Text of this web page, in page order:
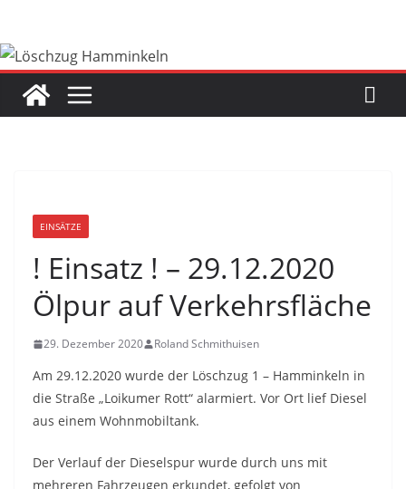
springen
EINSÄTZE
! Einsatz ! – 29.12.2020
Ölpur auf Verkehrsfläche
29. Dezember 2020 Roland Schmithuisen
Am 29.12.2020 wurde der Löschzug 1 – Hamminkeln in
die Straße „Loikumer Rott“ alarmiert. Vor Ort lief Diesel
aus einem Wohnmobiltank.
Der Verlauf der Dieselspur wurde durch uns mit
mehreren Fahrzeugen erkundet, gefolgt von